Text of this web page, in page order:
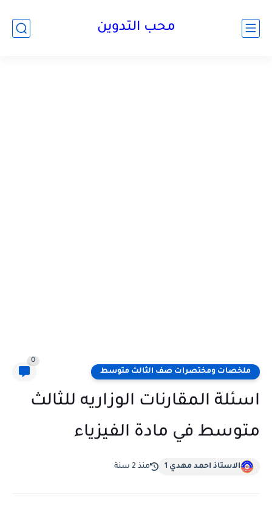
محب التدوين
ملخصات ومختصرات صف الثالث متوسط
0
اسئلة المقارنات الوزاريه للثالث
متوسط في مادة الفيزياء
الاستاذ احمد مهدي 1 منذ 2 سنة